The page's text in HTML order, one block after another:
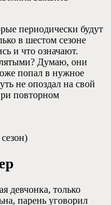
периодически будут
в шестом сезоне
и что означают.
Думаю, они
попал в нужное
не опоздал на свой
повторном
девчонка, только
парень уговорил